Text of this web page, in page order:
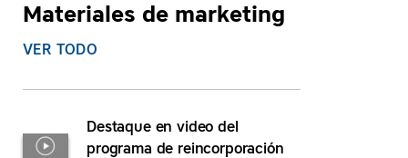
Materiales de marketing
VER TODO
Destaque en video del
programa de reincorporación